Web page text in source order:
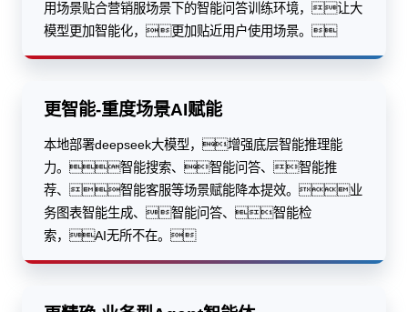
用场景贴合营销服场景下的智能问答训练环境，让大
模型更加智能化，更加贴近用户使用场景。
更智能-重度场景AI赋能
本地部署deepseek大模型，增强底层智能推理能
力。智能搜索、智能问答、智能推
荐、智能客服等场景赋能降本提效。业
务图表智能生成、智能问答、智能检
索，AI无所不在。